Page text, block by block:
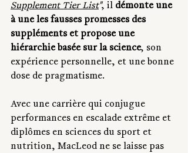
Supplement Tier List", il démonte une
à une les fausses promesses des
suppléments et propose une
hiérarchie basée sur la science, son
expérience personnelle, et une bonne
dose de pragmatisme.
Avec une carrière qui conjugue
performances en escalade extrême et
diplômes en sciences du sport et
nutrition, MacLeod ne se laisse pas